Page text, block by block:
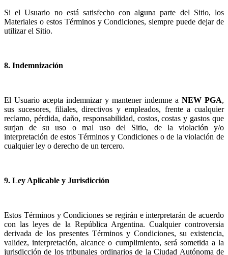
Si el Usuario no está satisfecho con alguna parte del Sitio, los
Materiales o estos Términos y Condiciones, siempre puede dejar de
utilizar el Sitio.
8. Indemnización
El Usuario acepta indemnizar y mantener indemne a NEW PGA,
sus sucesores, filiales, directivos y empleados, frente a cualquier
reclamo, pérdida, daño, responsabilidad, costos, costas y gastos que
surjan de su uso o mal uso del Sitio, de la violación y/o
interpretación de estos Términos y Condiciones o de la violación de
cualquier ley o derecho de un tercero.
9. Ley Aplicable y Jurisdicción
Estos Términos y Condiciones se regirán e interpretarán de acuerdo
con las leyes de la República Argentina. Cualquier controversia
derivada de los presentes Términos y Condiciones, su existencia,
validez, interpretación, alcance o cumplimiento, será sometida a la
jurisdicción de los tribunales ordinarios de la Ciudad Autónoma de